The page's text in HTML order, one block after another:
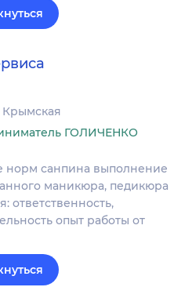
Крымская
ГОЛИЧЕНКО
норм санпина выполнение
маникюра, педикюра
ответственность,
опыт работы от